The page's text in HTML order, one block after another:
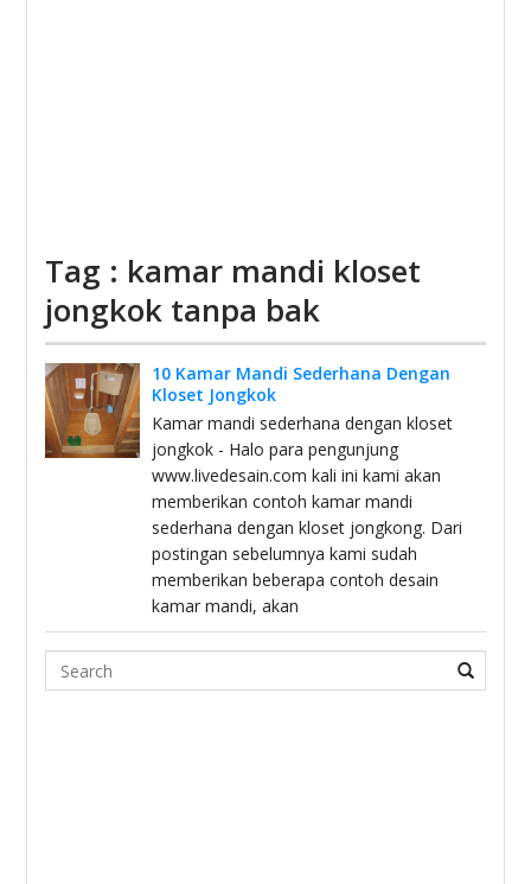
Tag : kamar mandi kloset
jongkok tanpa bak
10 Kamar Mandi Sederhana Dengan
Kloset Jongkok
Kamar mandi sederhana dengan kloset
jongkok - Halo para pengunjung
www.livedesain.com kali ini kami akan
memberikan contoh kamar mandi
sederhana dengan kloset jongkong. Dari
postingan sebelumnya kami sudah
memberikan beberapa contoh desain
kamar mandi, akan
Search